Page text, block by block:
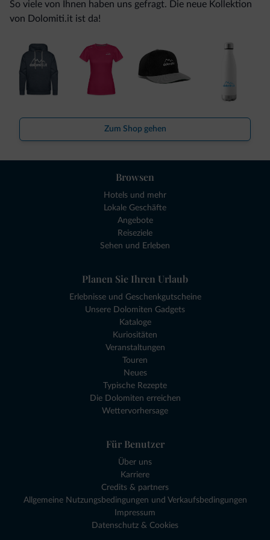
So viele von Ihnen haben uns gefragt. Die neue Kollektion
von Dolomiti.it ist da!
Zum Shop gehen
Browsen
Hotels und mehr
Lokale Geschäfte
Angebote
Reiseziele
Sehen und Erleben
Planen Sie Ihren Urlaub
Erlebnisse und Geschenkgutscheine
Unsere Dolomiten Gadgets
Kataloge
Kuriositäten
Veranstaltungen
Touren
Neues
Typische Rezepte
Die Dolomiten erreichen
Wettervorhersage
Für Benutzer
Über uns
Karriere
Credits & partners
Allgemeine Nutzungsbedingungen und Verkaufsbedingungen
Impressum
Datenschutz & Cookies